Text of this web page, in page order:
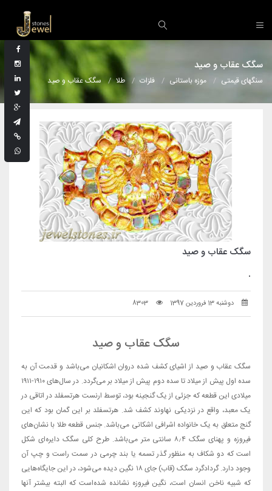
سگک عقاب و صید
سنگهای قیمتی موزه باستانی فلزات طلا سگک عقاب و صید
سگک عقاب و صید
.
دوشنبه 13 فروردین 1397 8303
سگک عقاب و صید
سگک عقاب و صید از اشیای کشف شده دروان اشکانیان می‌باشد و قدمت آن به
سده اول پیش از میلاد تا سده دوم پیش از میلاد بر می‌گردد. در سال‌های ۱۹۱۰-۱۹۱۱
میلادی این قطعه که جزئی از یک گنجینه بود، توسط ارنست هرتسفلد در اتاقی در
یک معبد، واقع در نزدیکی نهاوند کشف شد. هرتسفلد بر این گمان بود که این
گنج متعلق به یک خانواده اشرافی اشکانی می‌باشد. جنس قطعه طلا با نشان‌های
فیروزه و پهنای سگک ۸٫۴ سانتی متر می‌باشد. طرح کلی سگک دایره‌ای شکل
است که دو شکاف به منظور گذر تسمه یا بند چرمی در سمت راست و چپ آن
وجود دارد. گردادگرد سگک (قاب) جای ۱۸ نگین دیده می‌شود، در این جایگاه‌هایی
که شبیه ناخن انسان است، نگین فیروزه نشانده شده‌است که البته بیشتر آنها